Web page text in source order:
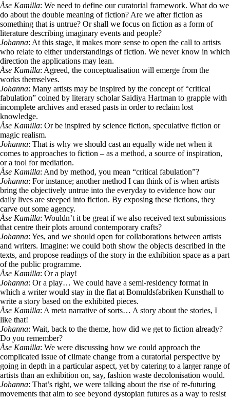
Åse Kamilla: We need to define our curatorial framework. What do we
do about the double meaning of fiction? Are we after fiction as
something that is untrue? Or shall we focus on fiction as a form of
literature describing imaginary events and people?
Johanna: At this stage, it makes more sense to open the call to artists
who relate to either understandings of fiction. We never know in which
direction the applications may lean.
Åse Kamilla: Agreed, the conceptualisation will emerge from the
works themselves.
Johanna: Many artists may be inspired by the concept of “critical
fabulation” coined by literary scholar Saidiya Hartman to grapple with
incomplete archives and erased pasts in order to reclaim lost
knowledge.
Åse Kamilla: Or be inspired by science fiction, speculative fiction or
magic realism.
Johanna: That is why we should cast an equally wide net when it
comes to approaches to fiction – as a method, a source of inspiration,
or a tool for mediation.
Åse Kamilla: And by method, you mean “critical fabulation”?
Johanna: For instance; another method I can think of is when artists
bring the objectively untrue into the everyday to evidence how our
daily lives are steeped into fiction. By exposing these fictions, they
carve out some agency.
Åse Kamilla: Wouldn’t it be great if we also received text submissions
that centre their plots around contemporary crafts?
Johanna: Yes, and we should open for collaborations between artists
and writers. Imagine: we could both show the objects described in the
texts, and propose readings of the story in the exhibition space as a part
of the public programme.
Åse Kamilla: Or a play!
Johanna: Or a play… We could have a semi-residency format in
which a writer would stay in the flat at Bomuldsfabriken Kunsthall to
write a story based on the exhibited pieces.
Åse Kamilla: A meta narrative of sorts… A story about the stories, I
like that!
Johanna: Wait, back to the theme, how did we get to fiction already?
Do you remember?
Åse Kamilla: We were discussing how we could approach the
complicated issue of climate change from a curatorial perspective by
going in depth in a particular aspect, yet by catering to a larger range of
artists than an exhibition on, say, fashion waste decolonisation would.
Johanna: That’s right, we were talking about the rise of re-futuring
movements that aim to see beyond dystopian futures as a way to resist